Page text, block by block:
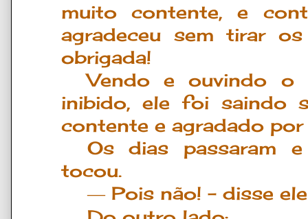
muito contente, e
agradeceu sem tirar
obrigada!
Vendo e ouvindo o
inibido, ele foi saindo
contente e agradado por
Os dias passaram
tocou.
―Pois não! –disse